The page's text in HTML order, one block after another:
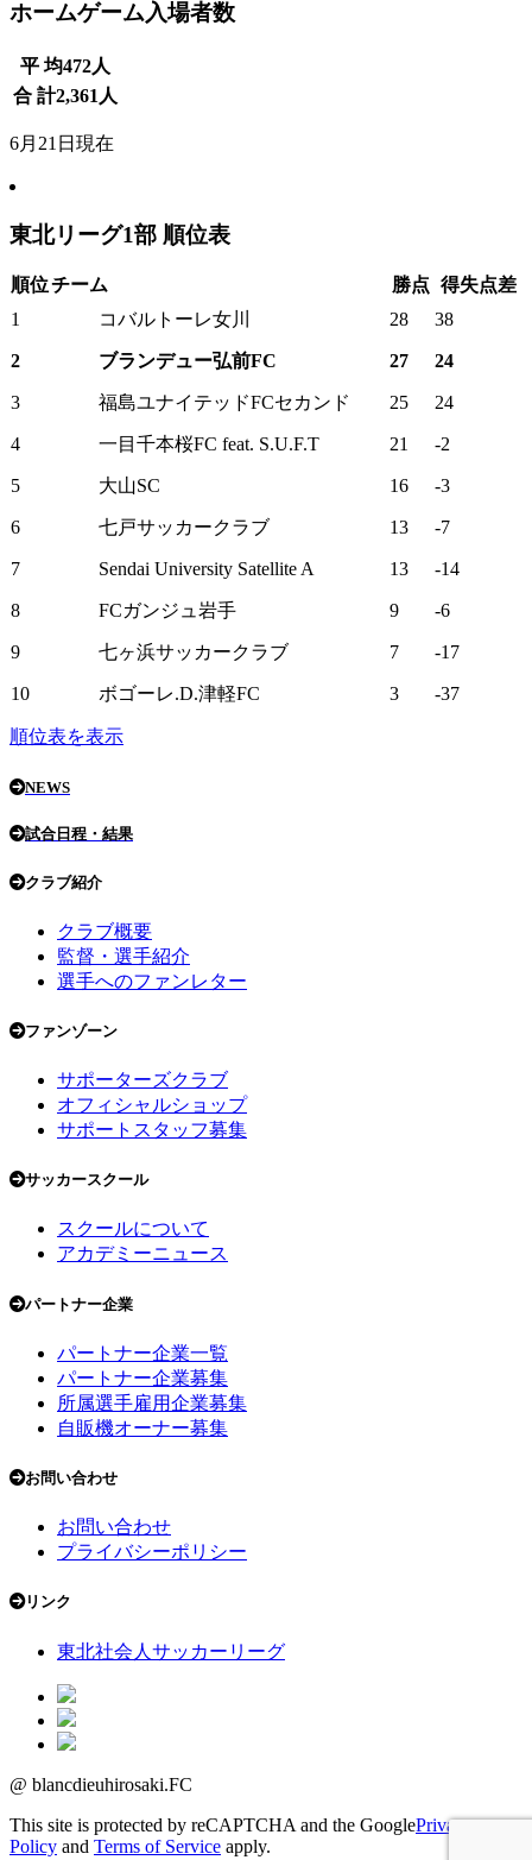
ホームゲーム入場者数
平 均472人
合 計2,361 人
6月21日現在
東北リーグ1部 順位表
順位チーム 勝点 得失点差
1
コバルトーレ女川 28 38
2 ブランデュー弘前FC 27 24
3 福島ユナイテッドFCセカンド 25 24
4 一目千本桜FC feat. S.U.F.T 21 -2
5 大山SC 16 -3
6 七戸サッカークラブ 13 -7
7 Sendai University Satellite A 13 -14
8 FCガンジュ岩手 9 -6
9 七ヶ浜サッカークラブ 7 -17
10 ボゴーレ.D.津軽FC 3 -37
順位表を表示
NEWS
試合日程・結果
クラブ紹介
クラブ概要
監督・選手紹介
選手へのファンレター
ファンゾーン
サポーターズクラブ
オフィシャルショップ
サポートスタッフ募集
サッカースクール
スクールについて
アカデミーニュース
パートナー企業
パートナー企業一覧
パートナー企業募集
所属選手雇用企業募集
自販機オーナー募集
お問い合わせ
お問い合わせ
プライバシーポリシー
リンク
東北社会人サッカーリーグ
@ blancdieuhirosaki.FC
This site is protected by reCAPTCHA and the GooglePrivacy
Policy and Terms of Service apply.